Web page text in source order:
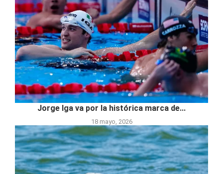
Jorge Iga va por la histórica marca de...
18 mayo, 2026